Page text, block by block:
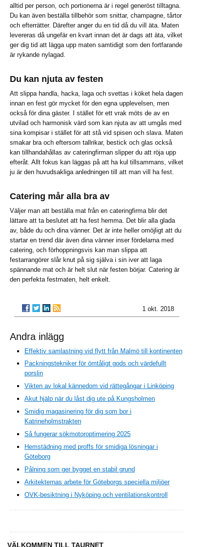
alltid per person, och portionerna är i regel generöst tilltagna.
Du kan även beställa tillbehör som snittar, champagne, tårtor
och efterrätter. Därefter anger du en tid då du vill äta. Maten
levereras då ungefär en kvart innan det är dags att äta, vilket
ger dig tid att lägga upp maten samtidigt som den fortfarande
är rykande nylagad.
Du kan njuta av festen
Att slippa handla, hacka, laga och svettas i köket hela dagen
innan en fest gör mycket för den egna upplevelsen, men
också för dina gäster. I stället för ett vrak möts de av en
utvilad och harmonisk värd som kan njuta av att umgås med
sina kompisar i stället för att stå vid spisen och slava. Maten
smakar bra och eftersom tallrikar, bestick och glas också
kan tillhandahållas av cateringfirman slipper du att röja upp
efteråt. Allt fokus kan läggas på att ha kul tillsammans, vilket
ju är den huvudsakliga anledningen till att man vill ha fest.
Catering mår alla bra av
Väljer man att beställa mat från en cateringfirma blir det
lättare att ta beslutet att ha fest hemma. Det blir alla glada
av, både du och dina vänner. Det är inte heller omöjligt att du
startar en trend där även dina vänner inser fördelarna med
catering, och förhoppningsvis kan man slippa att
festarrangörer slår knut på sig själva i sin iver att laga
spännande mat och är helt slut när festen börjar. Catering är
den perfekta festmaten, helt enkelt.
1 okt. 2018
Andra inlägg
Effektiv samlastning vid flytt från Malmö till kontinenten
Packningstekniker för ömtåligt gods och värdefullt
porslin
Vikten av lokal kännedom vid rättegångar i Linköping
Akut hjälp när du låst dig ute på Kungsholmen
Smidig magasinering för dig som bor i
Katrineholmstrakten
Så fungerar sökmotoroptimering 2025
Hemstädning med proffs för smidiga lösningar i
Göteborg
Pålning som ger bygget en stabil grund
Arkitekternas arbete för Göteborgs speciella miljöer
OVK-besiktning i Nyköping och ventilationskontroll
VÄLKOMMEN TILL TAURNET